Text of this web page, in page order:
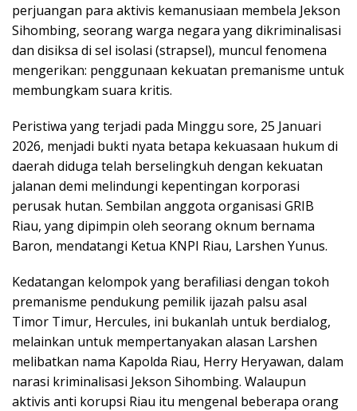
perjuangan para aktivis kemanusiaan membela Jekson
Sihombing, seorang warga negara yang dikriminalisasi
dan disiksa di sel isolasi (strapsel), muncul fenomena
mengerikan: penggunaan kekuatan premanisme untuk
membungkam suara kritis.
Peristiwa yang terjadi pada Minggu sore, 25 Januari
2026, menjadi bukti nyata betapa kekuasaan hukum di
daerah diduga telah berselingkuh dengan kekuatan
jalanan demi melindungi kepentingan korporasi
perusak hutan. Sembilan anggota organisasi GRIB
Riau, yang dipimpin oleh seorang oknum bernama
Baron, mendatangi Ketua KNPI Riau, Larshen Yunus.
Kedatangan kelompok yang berafiliasi dengan tokoh
premanisme pendukung pemilik ijazah palsu asal
Timor Timur, Hercules, ini bukanlah untuk berdialog,
melainkan untuk mempertanyakan alasan Larshen
melibatkan nama Kapolda Riau, Herry Heryawan, dalam
narasi kriminalisasi Jekson Sihombing. Walaupun
aktivis anti korupsi Riau itu mengenal beberapa orang